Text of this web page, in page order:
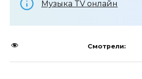
Музыка TV онлайн
Смотрели: